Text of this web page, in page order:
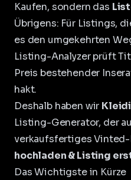
Kaufen, sondern das
Übrigens: Für Listings,
es den umgekehrten
Listing-Analyzerprüft
Preis bestehender
hakt.
Deshalb haben wir
Listing-Generator, der
verkaufsfertiges
hochladen & Listing
Das Wichtigste in Kürze